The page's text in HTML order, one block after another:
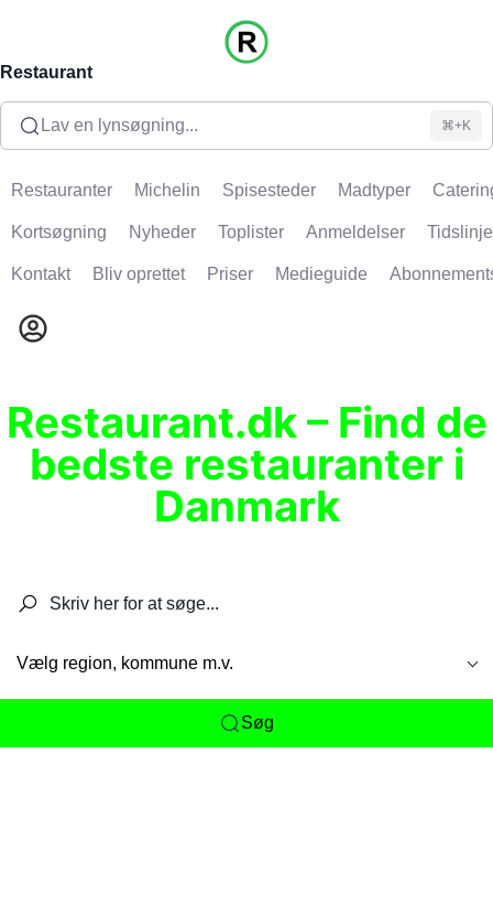
Restaurant
Lav en lynsøgning... ⌘+K
Restauranter Michelin Spisesteder Madtyper
Kortsøgning Nyheder Toplister Anmeldelser Tidslinje
Kontakt Bliv oprettet Priser Medieguide
Restaurant.dk – Find de
bedste restauranter i
Danmark
Vælg region, kommune m.v.
Søg